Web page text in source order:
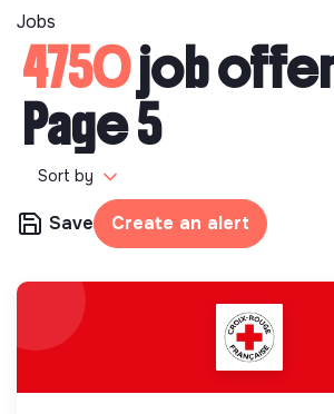
Jobs
4750job
Page 5
Sort by
Save Create an alert